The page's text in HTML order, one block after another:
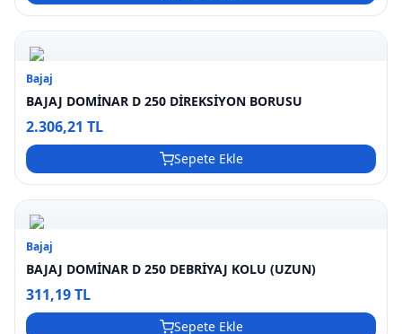
Bajaj
BAJAJ DOMİNAR D 250 DİREKSİYON BORUSU
2.306,21 TL
Sepete Ekle
Bajaj
BAJAJ DOMİNAR D 250 DEBRİYAJ KOLU (UZUN)
311,19 TL
Sepete Ekle